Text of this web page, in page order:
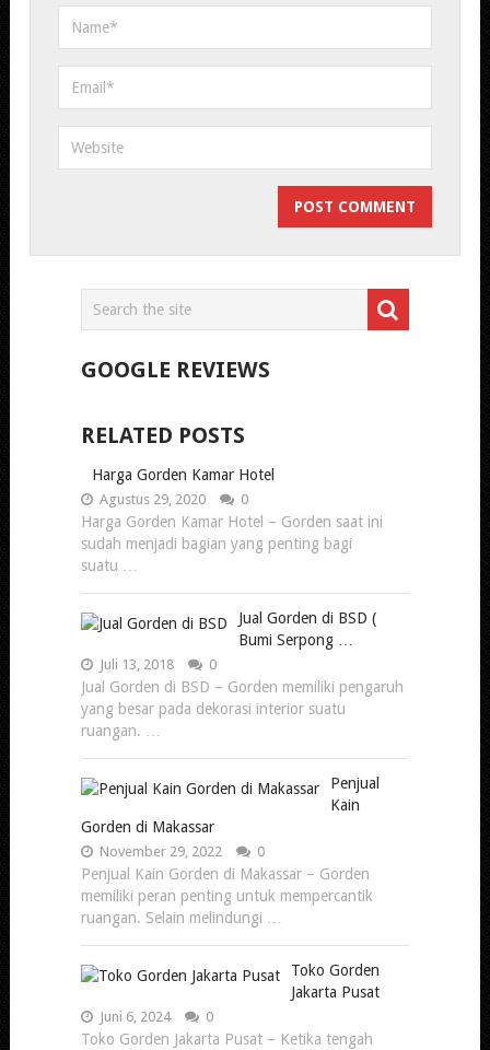
GOOGLE REVIEWS
RELATED POSTS
Harga Gorden Kamar Hotel
Agustus 29, 2020 0
Harga Gorden Kamar Hotel – Gorden saat ini
sudah menjadi bagian yang penting bagi
suatu …
Jual Gorden di BSD (
Bumi Serpong …
Juli 13, 2018 0
Jual Gorden di BSD – Gorden memiliki pengaruh
yang besar pada dekorasi interior suatu
ruangan. …
Penjual
Kain
Gorden di Makassar
November 29, 2022 0
Penjual Kain Gorden di Makassar – Gorden
memiliki peran penting untuk mempercantik
ruangan. Selain melindungi …
Toko Gorden
Jakarta Pusat
Juni 6, 2024 0
Toko Gorden Jakarta Pusat – Ketika tengah